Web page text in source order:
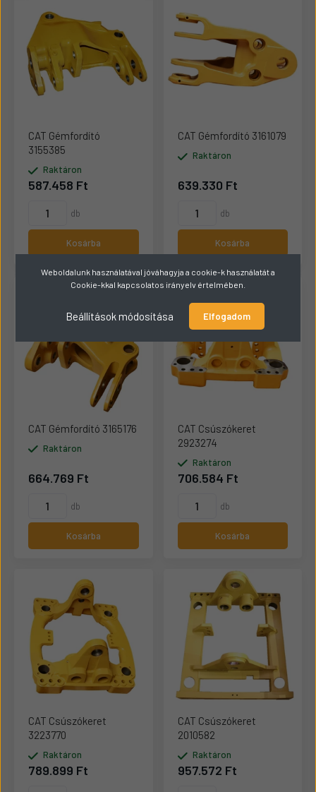
CAT Gémfordító
3155385
Raktáron
587.458 Ft
db
Kosárba
CAT Gémfordító 3161079
Raktáron
639.330 Ft
db
Kosárba
CAT Gémfordító 3165176
Raktáron
664.769 Ft
db
Kosárba
CAT Csúszókeret
2923274
Raktáron
706.584 Ft
db
Kosárba
CAT Csúszókeret
3223770
Raktáron
789.899 Ft
CAT Csúszókeret
2010582
Raktáron
957.572 Ft
Weboldalunk használatával jóváhagyja a cookie-k használatát a
Cookie-kkal kapcsolatos irányelv értelmében.
Beállítások módosítása Elfogadom